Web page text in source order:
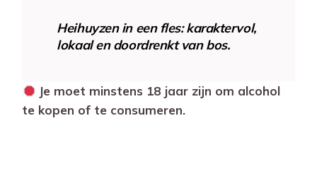
Heihuyzen in een fles: karaktervol,
lokaal en doordrenkt van bos.
Je moet minstens 18 jaar zijn om alcohol
te kopen of te consumeren.